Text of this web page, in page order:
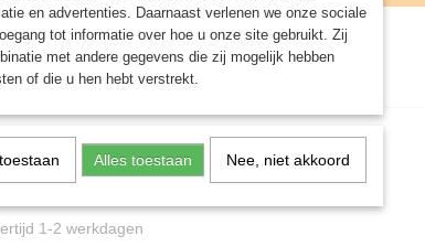
ROLE PLAYING GAMES AGENDA
Spiterider Lancers
1-2 werkdagen
en advertenties. Daarnaast verlenen we onze sociale
tot informatie over hoe u onze site gebruikt. Zij
met andere gegevens die zij mogelijk hebben
of die u hen hebt verstrekt.
Alles toestaan Nee, niet akkoord